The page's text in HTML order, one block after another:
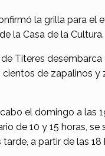
la grilla para el
la Casa de la Cultura.
Títeres
cientos de zapalinos
el domingo a las
de 10 y 15 horas,
tarde, a partir de las